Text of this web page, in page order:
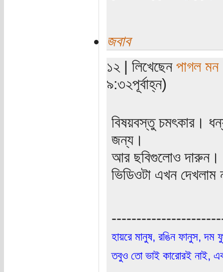
জবাব
১২ | লিখেছেন পাগল মন
৯:৩২পূর্বাহ্ন)
বিষয়বস্তু চমৎকার।
জন্য।
আর ছবিগুলোও দারুন।
ভিডিওটা এখন
হায়রে মানুষ, রঙিন ফানুস, দম
তবুও তো ভাই কারোরই নাই,